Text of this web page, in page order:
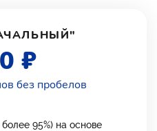
₽
без пробелов
95%) на основе